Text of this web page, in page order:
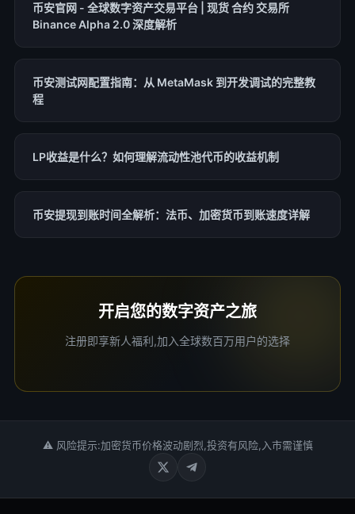
币安官网 - 全球数字资产交易平台 | 现货 合约 交易所
Binance Alpha 2.0 深度解析
币安测试网配置指南：从 MetaMask 到开发调试的完整教
程
LP收益是什么？如何理解流动性池代币的收益机制
币安提现到账时间全解析：法币、加密货币到账速度详解
开启您的数字资产之旅
注册即享新人福利,加入全球数百万用户的选择
⚠ 风险提示:加密货币价格波动剧烈,投资有风险,入市需谨慎